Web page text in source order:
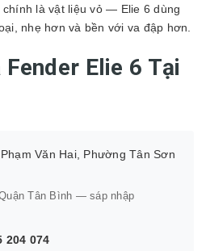
chính là vật liệu vỏ — Elie 6 dùng
nhẹ hơn và bền với va đập hơn.
Elie 6 Tại
Văn Hai, Phường Tân Sơn
Tân Bình — sáp nhập
204 074